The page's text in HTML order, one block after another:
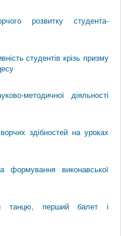
розвитку студента-
студентів крізь призму
методичної діяльності
здібностей на уроках
формування виконавської
танцю, перший балет і